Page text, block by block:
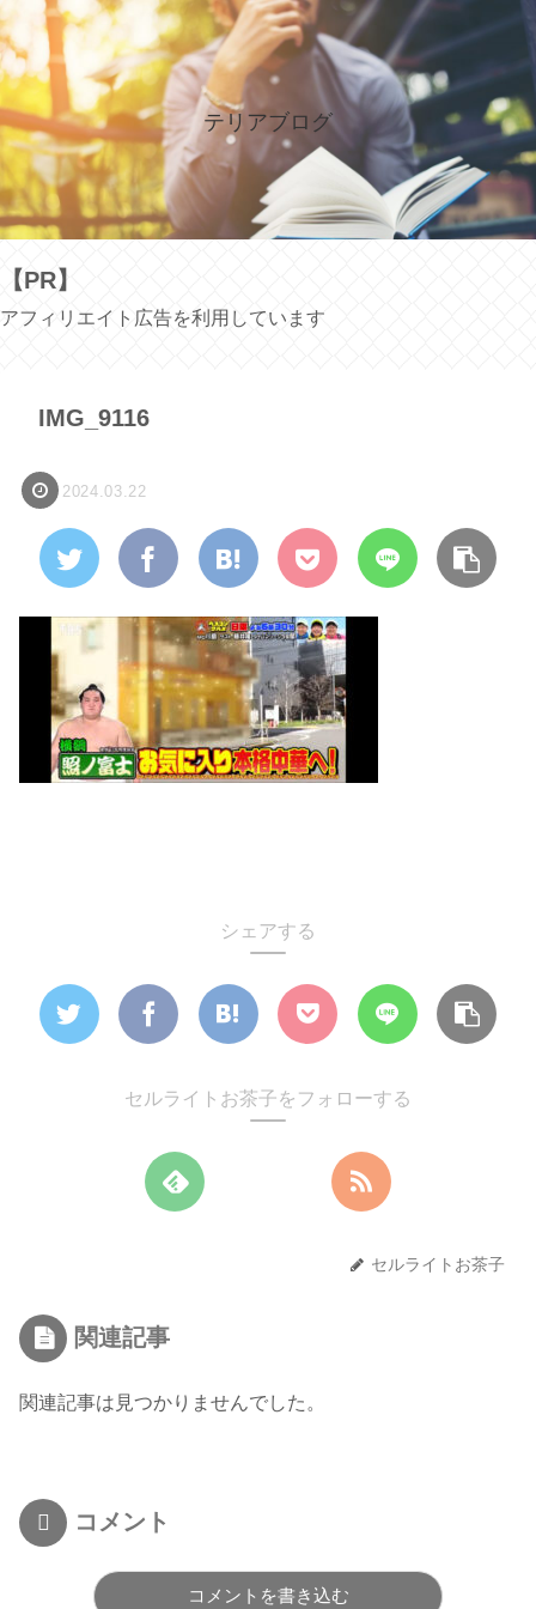
テリアブログ
【PR】
アフィリエイト広告を利用しています
IMG_9116
2024.03.22
シェアする
セルライトお茶子をフォローする
セルライトお茶子
関連記事
関連記事は見つかりませんでした。
コメント
コメントを書き込む